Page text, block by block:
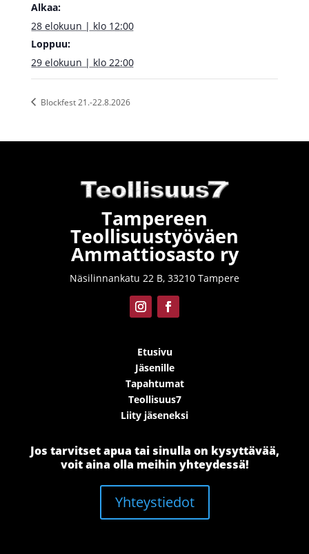
Alkaa:
28 elokuun | klo 12:00
Loppuu:
29 elokuun | klo 22:00
Blockfest 21.-22.8.2026
Tampereen
Teollisuustyöväen
Ammattiosasto ry
Näsilinnankatu 22 B, 33210 Tampere
Etusivu
Jäsenille
Tapahtumat
Teollisuus7
Liity jäseneksi
Jos tarvitset apua tai sinulla on kysyttävää,
voit aina olla meihin yhteydessä!
Yhteystiedot